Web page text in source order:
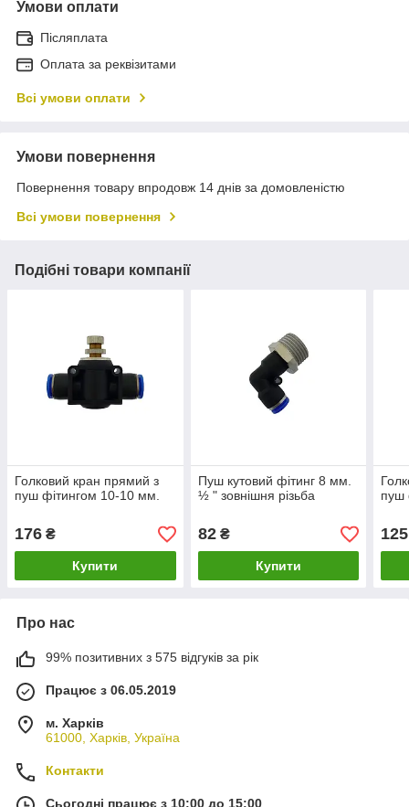
Умови оплати
Післяплата
Оплата за реквізитами
Всі умови оплати
Умови повернення
Повернення товару впродовж 14 днів за домовленістю
Всі умови повернення
Подібні товари компанії
Голковий кран прямий з
пуш фітингом 10-10 мм.
176 ₴
Купити
Пуш кутовий фітинг 8 мм.
½ " зовнішня різьба
82₴
Купити
пуш
125
Про нас
99% позитивних з 575 відгуків за рік
Працює з 06.05.2019
м. Харків
61000, Харків, Україна
Контакти
Сьогодні працює з 10:00 до 15:00